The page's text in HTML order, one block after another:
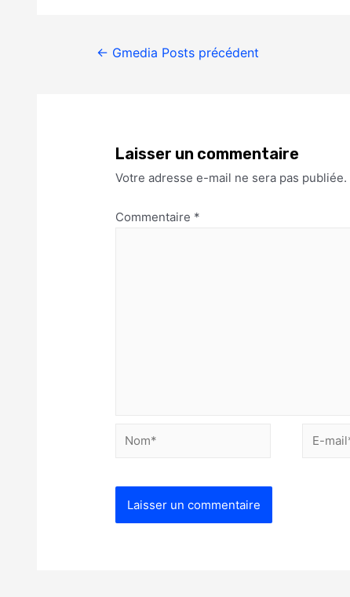
← Gmedia Posts précédent
Laisser un commentaire
Votre adresse e-mail ne sera pas publiée.
Commentaire *